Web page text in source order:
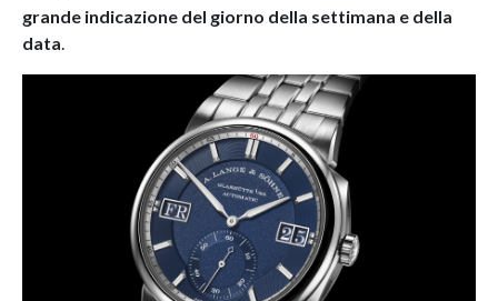
grande indicazione del giorno della settimana e della
data.